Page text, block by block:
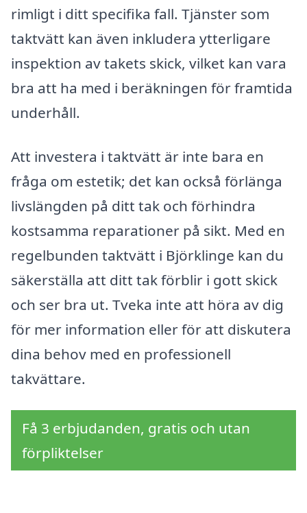
rimligt i ditt specifika fall. Tjänster som
taktvätt kan även inkludera ytterligare
inspektion av takets skick, vilket kan vara
bra att ha med i beräkningen för framtida
underhåll.
Att investera i taktvätt är inte bara en
fråga om estetik; det kan också förlänga
livslängden på ditt tak och förhindra
kostsamma reparationer på sikt. Med en
regelbunden taktvätt i Björklinge kan du
säkerställa att ditt tak förblir i gott skick
och ser bra ut. Tveka inte att höra av dig
för mer information eller för att diskutera
dina behov med en professionell
takvättare.
Få 3 erbjudanden, gratis och utan
förpliktelser